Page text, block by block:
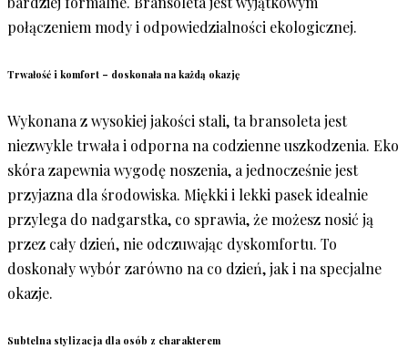
połączeniem mody i odpowiedzialności ekologicznej.
Trwałość i komfort – doskonała na każdą okazję
Wykonana z wysokiej jakości stali, ta bransoleta jest
niezwykle trwała i odporna na codzienne uszkodzenia. Eko
skóra zapewnia wygodę noszenia, a jednocześnie jest
przyjazna dla środowiska. Miękki i lekki pasek idealnie
przylega do nadgarstka, co sprawia, że możesz nosić ją
przez cały dzień, nie odczuwając dyskomfortu. To
doskonały wybór zarówno na co dzień, jak i na specjalne
okazje.
Subtelna stylizacja dla osób z charakterem